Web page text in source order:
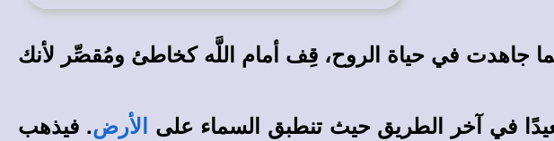
جاهدت في حياة الروح، قِف أمام اللَّه كخاطئ ومُقصِّر لأنك
في آخر الطريق حيث تنطبق السماء على الأرض. فيذهب